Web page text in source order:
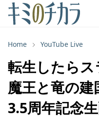
Home YouTube Live
転生したら
魔王と竜の建
3.5周年記念生